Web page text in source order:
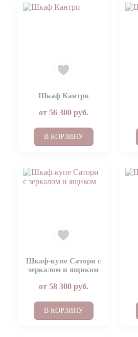
Шкаф Кантри
от 56 300руб.
В КОРЗИНУ
Шкаф-купе Сатори с
зеркалом и ящиком
от 58 300руб.
В КОРЗИНУ